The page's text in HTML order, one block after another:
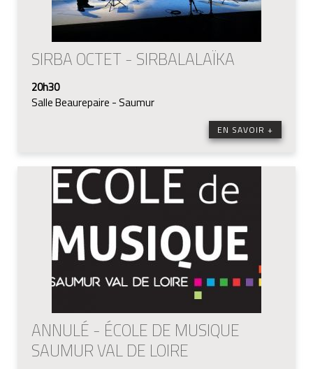
SIRBA OCTET - SIRBALALAÏKA
20h30
Salle Beaurepaire - Saumur
EN SAVOIR +
ANNULÉ - ÉCOLE DE MUSIQUE
SAUMUR VAL DE LOIRE